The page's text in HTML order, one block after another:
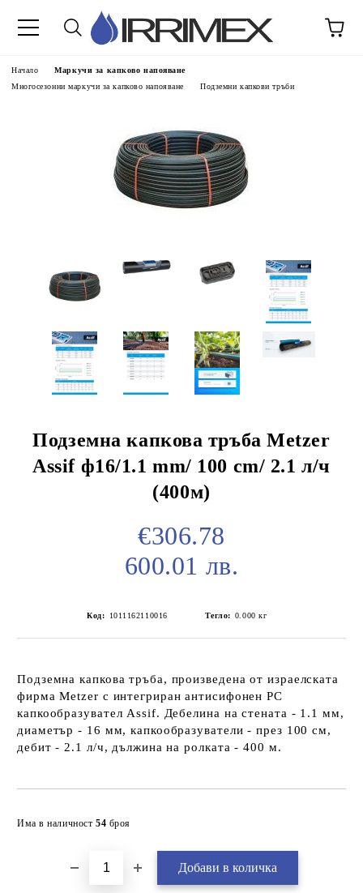
Начало
Маркучи за капково напояване
Многосезонни маркучи за капково напояване
Подземни капкови тръби
Подземна капкова тръба Metzer
Assif ф16/1.1 mm/ 100 cm/ 2.1 л/ч
(400м)
€306.78
600.01 лв.
Код: 1011162110016 Тегло: 0.000 кг
Подземна капкова тръба, произведена от израелската
фирма Metzer с интегриран антисифонен PC
капкообразувател Assif. Дебелина на стената - 1.1 мм,
диаметър - 16 мм, капкообразуватели - през 100 см,
дебит - 2.1 л/ч, дължина на ролката - 400 м.
Има в наличност 54 броя